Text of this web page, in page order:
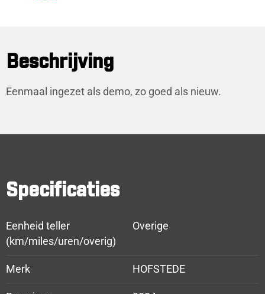
Beschrijving
Eenmaal ingezet als demo, zo goed als nieuw.
Specificaties
Eenheid teller
(km/miles/uren/overig)
Overige
Merk HOFSTEDE